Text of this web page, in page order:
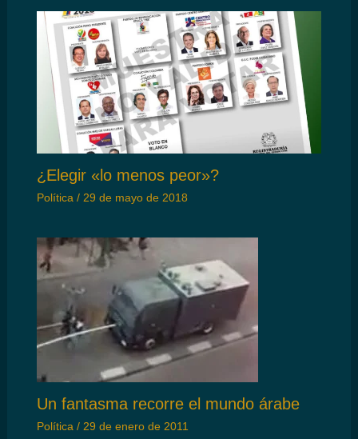
¿Elegir «lo menos peor»?
Política/ 29 de mayo de 2018
Un fantasma recorre el mundo árabe
Política/ 29 de enero de 2011